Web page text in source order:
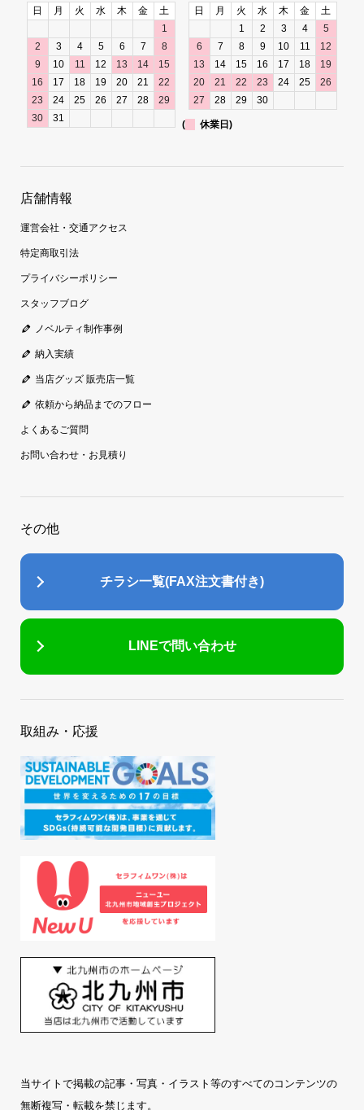
日
月 火 水 木 金
土
1
2
3 4 5 6 7
8
9
10 11 12 13 14
15
16
17 18 19 20 21
22
23
24 25 26 27 28
29
30
31
日
月 火 水 木 金
土
1
2 3 4
5
6
7 8 9 10 11
12
13
14 15 16 17 18
19
20
21 22 23 24 25
26
27
28 29 30
( 休業日)
店舗情報
運営会社・交通アクセス
特定商取引法
プライバシーポリシー
スタッフブログ
ノベルティ制作事例
納入実績
当店グッズ 販売店一覧
依頼から納品までのフロー
よくあるご質問
お問い合わせ・お見積り
その他
チラシ一覧(FAX注文書付き)
LINEで問い合わせ
取組み・応援
当サイトで掲載の記事・写真・イラスト等のすべてのコンテンツの
無断複写・転載を禁じます。